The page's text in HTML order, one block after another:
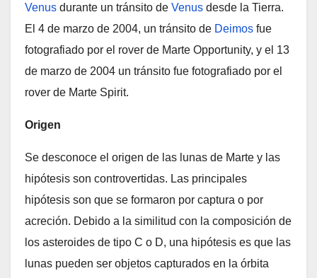
Venus durante un tránsito de Venus desde la Tierra.
El 4 de marzo de 2004, un tránsito de Deimos fue
fotografiado por el rover de Marte Opportunity, y el 13
de marzo de 2004 un tránsito fue fotografiado por el
rover de Marte Spirit.
Origen
Se desconoce el origen de las lunas de Marte y las
hipótesis son controvertidas. Las principales
hipótesis son que se formaron por captura o por
acreción. Debido a la similitud con la composición de
los asteroides de tipo C o D, una hipótesis es que las
lunas pueden ser objetos capturados en la órbita